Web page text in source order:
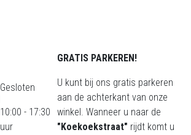
Gesloten
10:00 - 17:30
uur
GRATIS PARKEREN!
U kunt bij ons gratis parkeren
aan de achterkant van onze
winkel. Wanneer u naar de
"Koekoekstraat" rijdt komt u